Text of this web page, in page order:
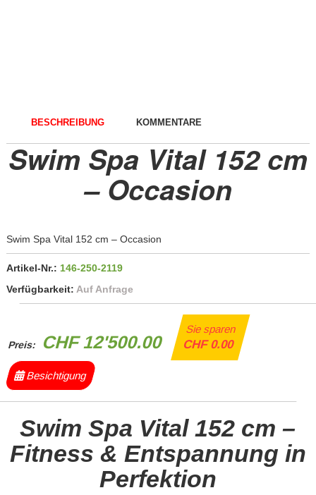
BESCHREIBUNG KOMMENTARE
Swim Spa Vital 152 cm
– Occasion
Swim Spa Vital 152 cm – Occasion
Artikel-Nr.: 146-250-2119
Verfügbarkeit: Auf Anfrage
Preis: CHF 12'500.00
Sie sparen
CHF 0.00
Besichtigung
Swim Spa Vital 152 cm –
Fitness & Entspannung in
Perfektion